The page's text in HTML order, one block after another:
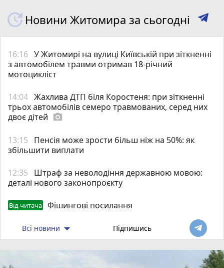
Новини Житомира за сьогодні
16:16 У Житомирі на вулиці Київській при зіткненні
з автомобілем травми отримав 18-річний
мотоцикліст
14:04 Жахлива ДТП біля Коростеня: при зіткненні
трьох автомобілів семеро травмованих, серед них
двоє дітей photo_camera
13:15
Пенсія може зрости більш ніж на 50%: як
збільшити виплати
12:35
Штраф за неволодіння державною мовою:
деталі нового законопроєкту
Від читача Фішингові посилання
Всі новини Підпишись